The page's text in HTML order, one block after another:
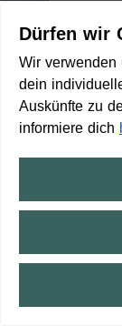
Min. /
Dürfen wir
Wir verwenden
dein
Auskünfte zu
informiere dich